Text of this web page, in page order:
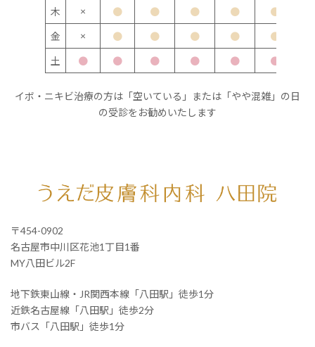
木 × ● ● ● ● ●
金 × ● ● ● ● ●
土 ● ● ● ● ● ●
イボ・ニキビ治療の方は「空いている」または「やや混雑」の日
の受診をお勧めいたします
〒454-0902
名古屋市中川区花池1丁目1番
MY八田ビル2F
地下鉄東山線・JR関西本線「八田駅」徒歩1分
近鉄名古屋線「八田駅」徒歩2分
市バス「八田駅」徒歩1分